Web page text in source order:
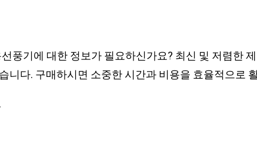
풍기에 대한 정보가 필요하신가요? 최신 및 저렴한
니다. 구매하시면 소중한 시간과 비용을 효율적으로